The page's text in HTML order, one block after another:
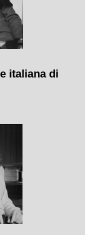
italiana di